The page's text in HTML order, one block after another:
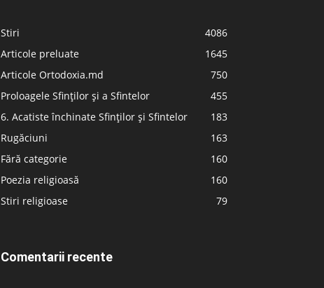
Stiri
4086
Articole preluate
1645
Articole Ortodoxia.md
750
Proloagele Sfinților și a Sfintelor
455
6. Acatiste închinate Sfinților și Sfintelor
183
Rugăciuni
163
Fără categorie
160
Poezia religioasă
160
Stiri religioase
79
Comentarii recente